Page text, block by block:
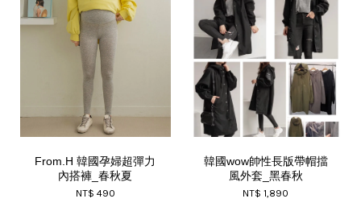
From.H 韓國孕婦超彈力
內搭褲_春秋夏
NT$ 490
韓國wow帥性長版帶帽擋
風外套_黑春秋
NT$ 1,890